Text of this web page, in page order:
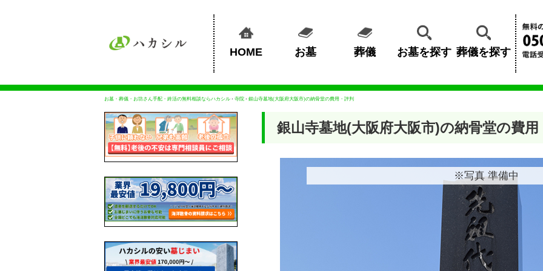
HOME お墓 葬儀 お墓を探す 葬儀を探す
お墓・葬儀・お坊さん手配・終活の無料相談ならハカシル › 寺院 › 銀山寺墓地(大阪府大阪市)の納骨堂の費用・評判
銀山寺墓地(大阪府大阪市)の納骨堂の費用
※写真 準備中